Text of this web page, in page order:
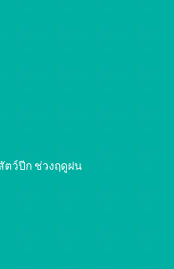
ตว์ปีก ช่วงฤดูฝน